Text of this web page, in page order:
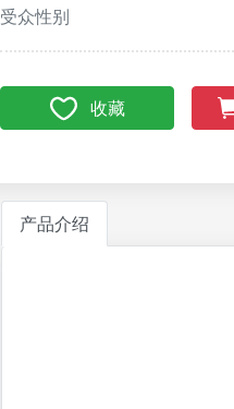
受众性别
收藏
产品介绍